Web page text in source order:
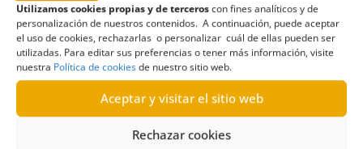
Utilizamos cookies propias y de terceroscon fines analíticos y de
personalización de nuestros contenidos. A continuación, puede aceptar
el uso de cookies, rechazarlas o personalizar cuál de ellas pueden ser
utilizadas. Para editar sus preferencias o tener más información, visite
nuestra Política de cookiesde nuestro sitio web.
Aceptar y visitar el sitio web
Rechazar cookies